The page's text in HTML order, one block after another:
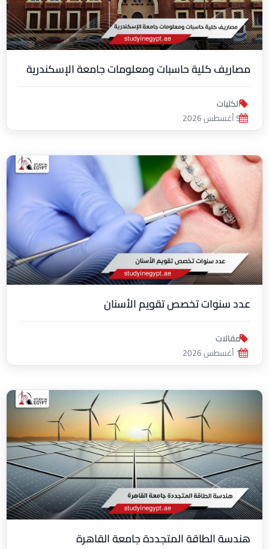
مصاريف كلية حاسبات ومعلومات جامعة الإسكندرية
الكليات
5 أغسطس 2026
عدد سنوات تخصص تقويم الأسنان
مقالات
1 أغسطس 2026
هندسة الطاقة المتجددة جامعة القاهرة